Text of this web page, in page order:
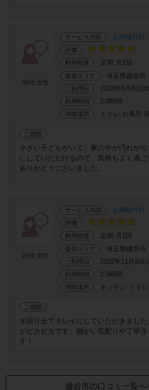
30代 女性
サービス内容 お掃除代行
評価
利用頻度
定期 月1回
提供エリア 埼玉県越谷市
ご利用日 2023年3月8日(
利用時間 2.0時間
掃除場所 トイレ お風呂
ご感想
小さい子どもがいて、家の中が汚れが
にしていただけるので、気持ちよく過ご
ありがとうございました。
20代 女性
サービス内容 お掃除代行
評価
利用頻度
定期 月2回
提供エリア 埼玉県越谷市
ご利用日 2022年11月9日(
利用時間 2.5時間
掃除場所 キッチン トイ
ご感想
水回り全てキレイにしていただきました
がピカピカです。細かい気配りや丁寧
す！
越谷市の口コミ一覧ペ